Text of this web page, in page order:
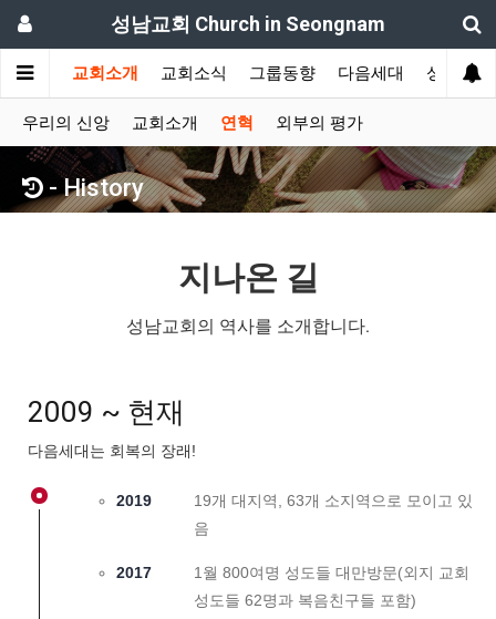
성남교회 Church in Seongnam
교회소개 교회소식 그룹동향 다음세대 성도간증
우리의 신앙 교회소개 연혁 외부의 평가
- History
지나온 길
성남교회의 역사를 소개합니다.
2009 ~ 현재
다음세대는 회복의 장래!
2019
19개 대지역, 63개 소지역으로 모이고 있
음
2017
1월 800여명 성도들 대만방문(외지 교회
성도들 62명과 복음친구들 포함)